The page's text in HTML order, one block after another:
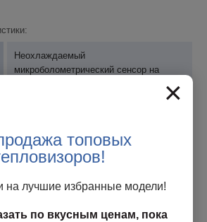
Неохлаждаемый
микроболометрический сенсор на
< 40мк(@25°C,F#=1.0)
×
топовых
на лучшие избранные модели!
по вкусным ценам, пока